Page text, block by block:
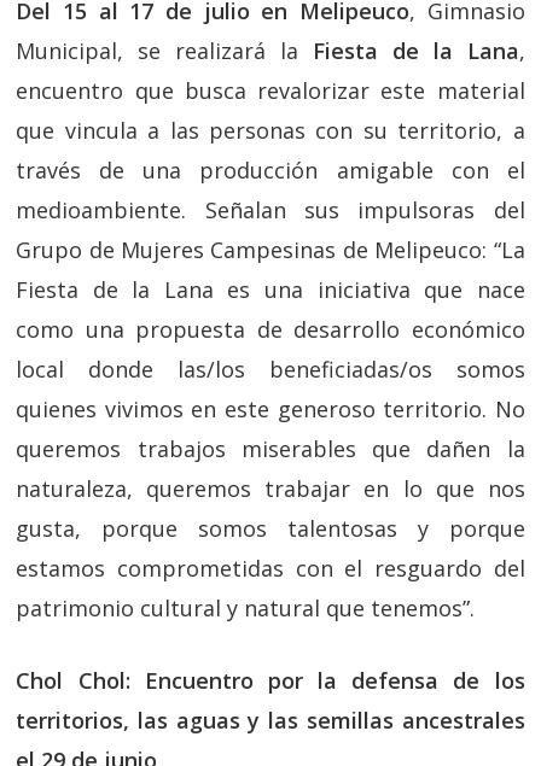
Del 15 al 17 de julio en Melipeuco, Gimnasio
Municipal, se realizará la Fiesta de la Lana,
encuentro que busca revalorizar este material
que vincula a las personas con su territorio, a
través de una producción amigable con el
medioambiente. Señalan sus impulsoras del
Grupo de Mujeres Campesinas de Melipeuco: “La
Fiesta de la Lana es una iniciativa que nace
como una propuesta de desarrollo económico
local donde las/los beneficiadas/os somos
quienes vivimos en este generoso territorio. No
queremos trabajos miserables que dañen la
naturaleza, queremos trabajar en lo que nos
gusta, porque somos talentosas y porque
estamos comprometidas con el resguardo del
patrimonio cultural y natural que tenemos”.
Chol Chol: Encuentro por la defensa de los
territorios, las aguas y las semillas ancestrales
el 29 de junio